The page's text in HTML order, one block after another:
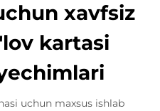
xavfsiz
kartasi
uchun maxsus ishlab